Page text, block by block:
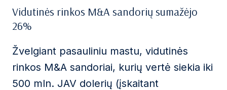
Vidutinės rinkos M&A sandorių sumažėjo
26%
Žvelgiant pasauliniu mastu, vidutinės
rinkos M&A sandoriai, kurių vertė siekia iki
500 mln. JAV dolerių (įskaitant